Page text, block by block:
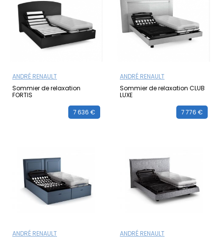
ANDRÉ RENAULT
Sommier de relaxation
FORTIS
7 636 €
ANDRÉ RENAULT
Sommier de relaxation CLUB
LUXE
7 776 €
ANDRÉ RENAULT
ANDRÉ RENAULT